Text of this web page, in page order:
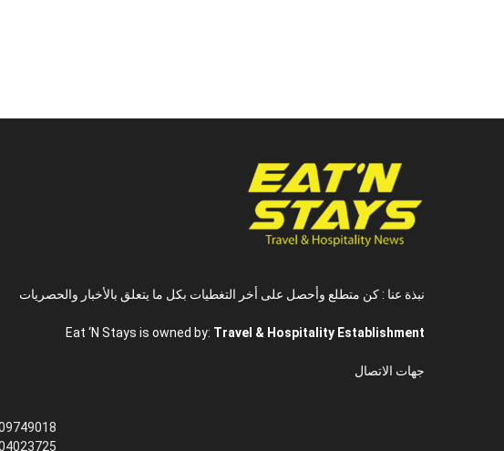
نبذة عنا : كن متطلع وأحصل على أخر التغطيات بكل ما يتعلق بالأخبار والحصريات
Eat ‘N Stays is owned by: Travel & Hospitality Establishment
جهات الاتصال